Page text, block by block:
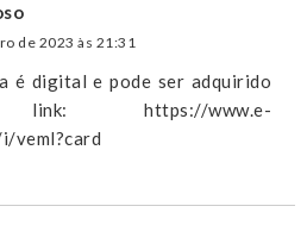
de 2023 às 21:31
é digital e pode ser adquirido
https://www.e-
veml?card